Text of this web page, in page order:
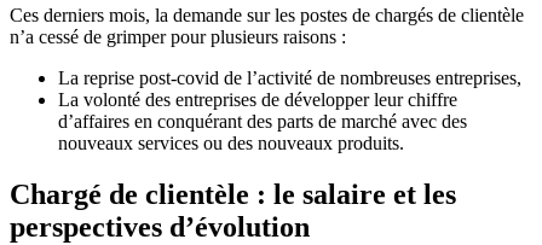
Ces derniers mois, la demande sur les postes de chargés de clientèle
n’a cessé de grimper pour plusieurs raisons :
La reprise post-covid de l’activité de nombreuses entreprises,
La volonté des entreprises de développer leur chiffre
d’affaires en conquérant des parts de marché avec des
nouveaux services ou des nouveaux produits.
Chargé de clientèle : le salaire et les
perspectives d’évolution